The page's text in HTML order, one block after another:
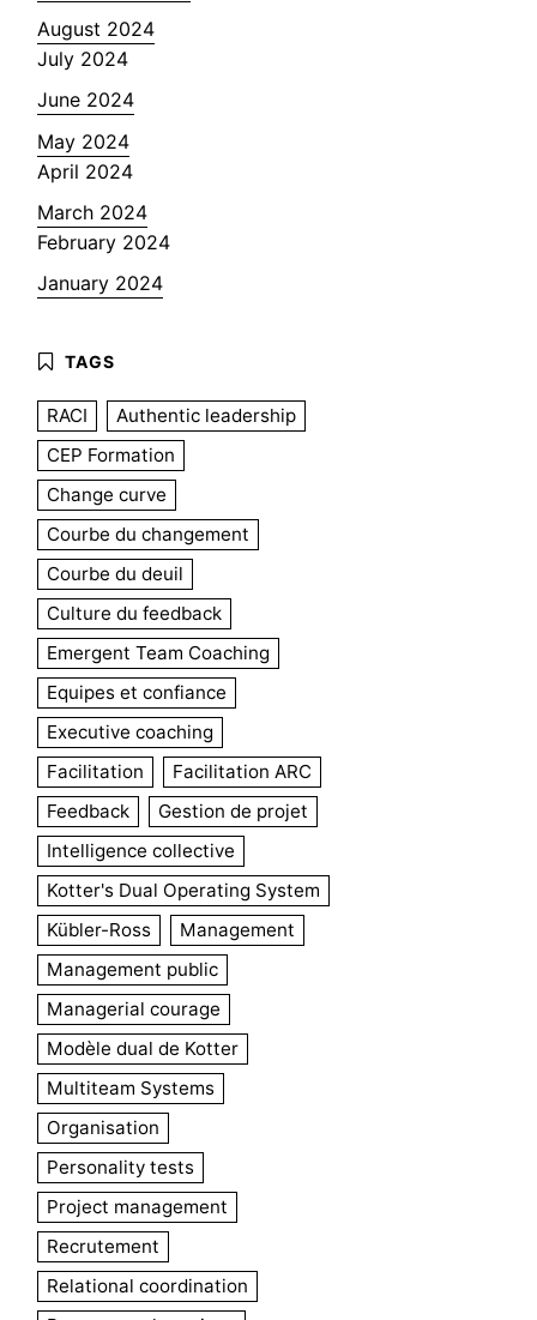
August 2024
July 2024
June 2024
May 2024
April 2024
March 2024
February 2024
January 2024
RACI
Authentic leadership
CEP Formation
Change curve
Courbe du changement
Courbe du deuil
Culture du feedback
Emergent Team Coaching
Equipes et confiance
Executive coaching
Facilitation
Facilitation ARC
Feedback
Gestion de projet
Intelligence collective
Kotter's Dual Operating System
Kübler-Ross
Management
Management public
Managerial courage
Modèle dual de Kotter
Multiteam Systems
Organisation
Personality tests
Project management
Recrutement
Relational coordination